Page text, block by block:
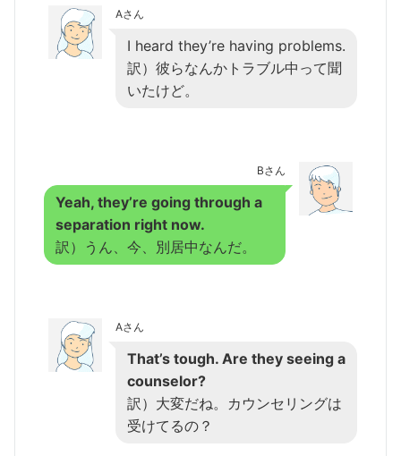
Aさん
I heard they’re having problems.
訳）彼らなんかトラブル中って聞
いたけど。
Bさん
Yeah, they’re going through a
separation right now.
訳）うん、今、別居中なんだ。
Aさん
That’s tough. Are they seeing a
counselor?
訳）大変だね。カウンセリングは
受けてるの？